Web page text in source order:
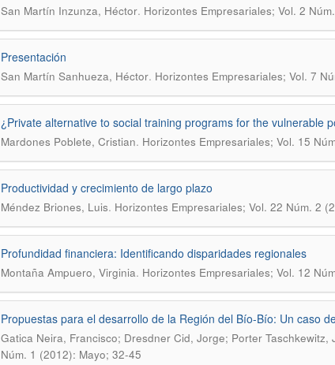
San Martín Inzunza, Héctor. Horizontes Empresariales; Vol. 2
Presentación
San Martín Sanhueza, Héctor. Horizontes Empresariales; Vol. 7
¿Private alternative to social training programs for the vulnerable
Mardones Poblete, Cristian. Horizontes Empresariales; Vol. 15
Productividad y crecimiento de largo plazo
Méndez Briones, Luis. Horizontes Empresariales; Vol. 22 Núm. 2
Profundidad financiera: Identificando disparidades regionales
Montaña Ampuero, Virginia. Horizontes Empresariales; Vol. 12
Propuestas para el desarrollo de la Región del Bío-Bío: Un caso
Gatica Neira, Francisco; Dresdner Cid, Jorge; Porter Taschkewitz,
Núm. 1 (2012): Mayo; 32-45